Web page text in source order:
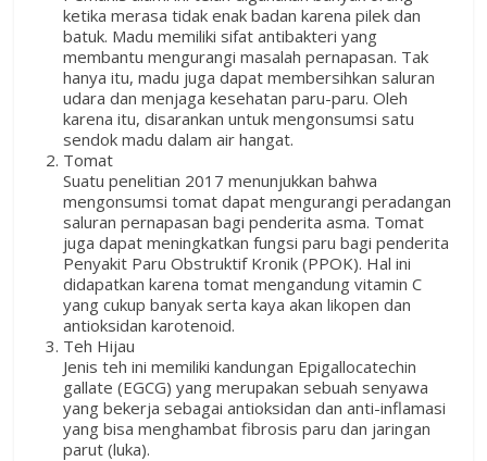
ketika merasa tidak enak badan karena pilek dan
batuk. Madu memiliki sifat antibakteri yang
membantu mengurangi masalah pernapasan. Tak
hanya itu, madu juga dapat membersihkan saluran
udara dan menjaga kesehatan paru-paru. Oleh
karena itu, disarankan untuk mengonsumsi satu
sendok madu dalam air hangat.
Tomat
Suatu penelitian 2017 menunjukkan bahwa
mengonsumsi tomat dapat mengurangi peradangan
saluran pernapasan bagi penderita asma. Tomat
juga dapat meningkatkan fungsi paru bagi penderita
Penyakit Paru Obstruktif Kronik (PPOK). Hal ini
didapatkan karena tomat mengandung vitamin C
yang cukup banyak serta kaya akan likopen dan
antioksidan karotenoid.
Teh Hijau
Jenis teh ini memiliki kandungan Epigallocatechin
gallate (EGCG) yang merupakan sebuah senyawa
yang bekerja sebagai antioksidan dan anti-inflamasi
yang bisa menghambat fibrosis paru dan jaringan
parut (luka).